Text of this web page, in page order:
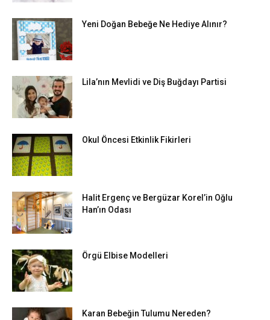
Yeni Doğan Bebeğe Ne Hediye Alınır?
Lila’nın Mevlidi ve Diş Buğdayı Partisi
Okul Öncesi Etkinlik Fikirleri
Halit Ergenç ve Bergüzar Korel’in Oğlu
Han’ın Odası
Örgü Elbise Modelleri
Karan Bebeğin Tulumu Nereden?